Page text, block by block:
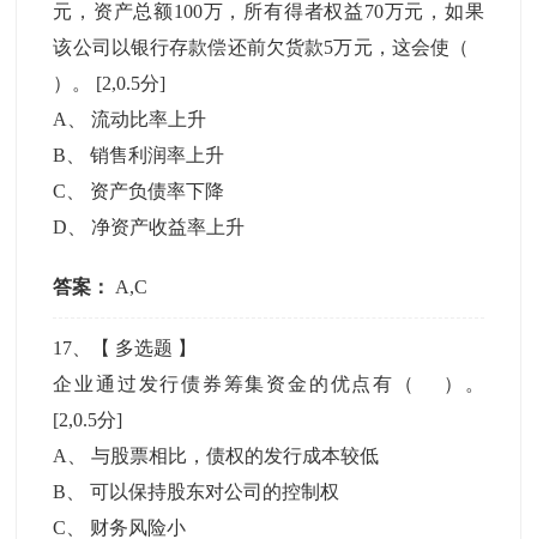
元，资产总额100万，所有得者权益70万元，如果
该公司以银行存款偿还前欠货款5万元，这会使（
）。 [2,0.5分]
A
、流动比率上升
B 、销售利润率上升
C
资产负债率下降
D 、净资产收益率上升
答案： A,C
17 、【 多选题 】
企业通过发行债券筹集资金的优点有（ ）。
[2,0.5分]
A
、与股票相比，债权的发行成本较低
B 、可以保持股东对公司的控制权
C
财务风险小